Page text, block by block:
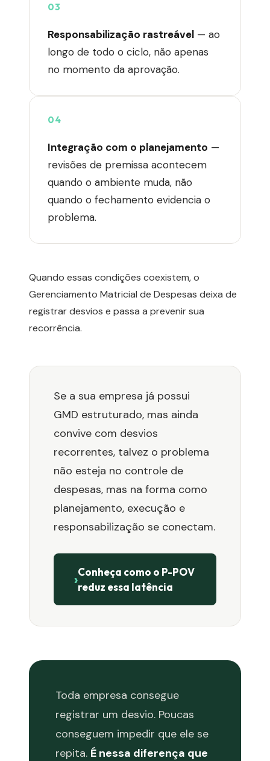
03
Responsabilização rastreável — ao
longo de todo o ciclo, não apenas
no momento da aprovação.
04
Integração com o planejamento —
revisões de premissa acontecem
quando o ambiente muda, não
quando o fechamento evidencia o
problema.
Quando essas condições coexistem, o
Gerenciamento Matricial de Despesas deixa de
registrar desvios e passa a prevenir sua
recorrência.
Se a sua empresa já possui
GMD estruturado, mas ainda
convive com desvios
recorrentes, talvez o problema
não esteja no controle de
despesas, mas na forma como
planejamento, execução e
responsabilização se conectam.
›Conheça como o P-POV
reduz essa latência
Toda empresa consegue
registrar um desvio. Poucas
conseguem impedir que ele se
repita. É nessa diferença que